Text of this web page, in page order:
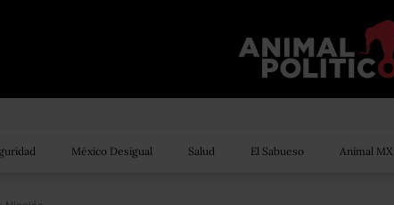
México Desigual Salud El Sabueso Animal MX